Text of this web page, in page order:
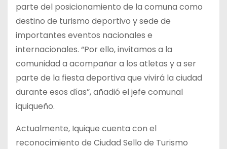
parte del posicionamiento de la comuna como
destino de turismo deportivo y sede de
importantes eventos nacionales e
internacionales. “Por ello, invitamos a la
comunidad a acompañar a los atletas y a ser
parte de la fiesta deportiva que vivirá la ciudad
durante esos días”, añadió el jefe comunal
iquiqueño.
Actualmente, Iquique cuenta con el
reconocimiento de Ciudad Sello de Turismo